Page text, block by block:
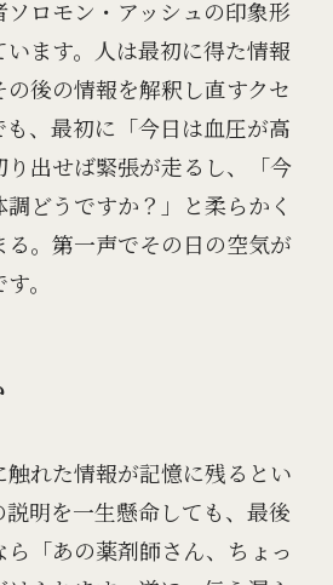
ロモン・アッシュの印象形
ます。人は最初に得た情報
後の情報を解釈し直すクセ
、最初に「今日は血圧が高
出せば緊張が走るし、「今
どうですか？」と柔らかく
。第一声でその日の空気が
。
れた情報が記憶に残るとい
明を一生懸命しても、最後
「あの薬剤師さん、ちょっ